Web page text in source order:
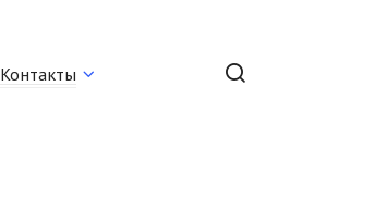
Контакты